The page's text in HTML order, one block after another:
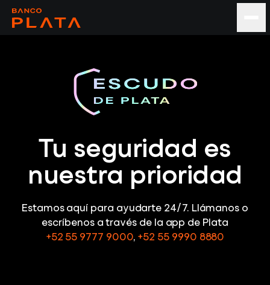
Tu seguridad es
nuestra prioridad
Estamos aquí para ayudarte 24/7. Llámanos o
escríbenos a través de la app de Plata
+52 55 9777 9000, +52 55 9990 8880